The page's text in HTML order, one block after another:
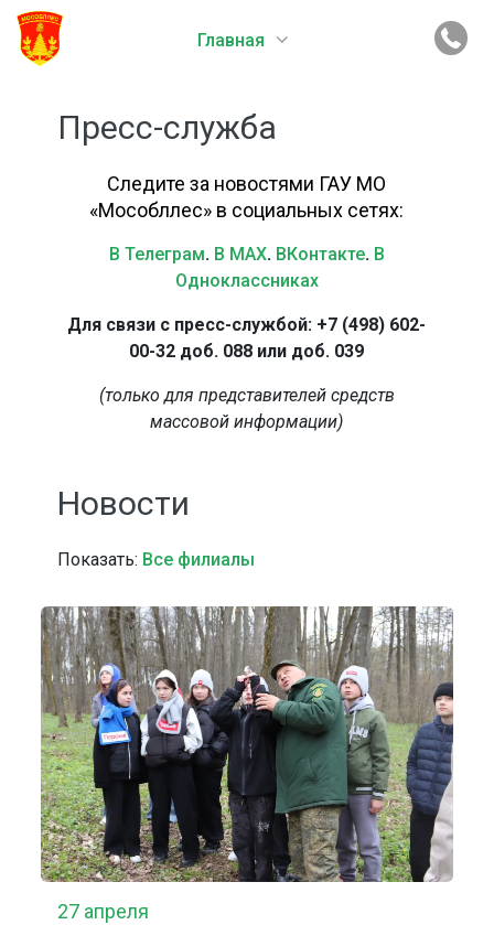
Главная
Пресс-служба
Следите за новостями ГАУ МО
«Мособллес» в социальных сетях:
В Телеграм. В MAX. ВКонтакте. В
Одноклассниках
Для связи с пресс-службой: +7 (498) 602-
00-32 доб. 088 или доб. 039
(только для представителей средств
массовой информации)
Новости
Показать: Все филиалы
27 апреля